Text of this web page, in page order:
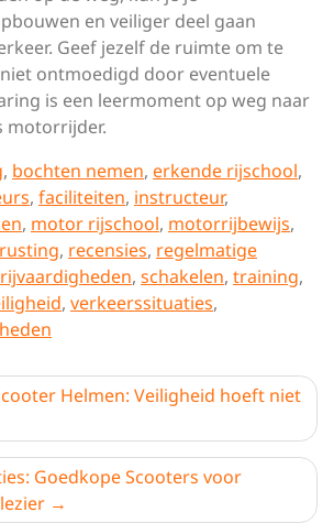
en veiliger deel gaan
Geef jezelf de ruimte om te
ontmoedigd door eventuele
is een leermoment op weg naar
motorrijder.
, bochten nemen, erkende rijschool,
, faciliteiten, instructeur,
, motor rijschool, motorrijbewijs,
, recensies, regelmatige
rijvaardigheden, schakelen, training,
, verkeerssituaties,
Helmen: Veiligheid hoeft niet
Goedkope Scooters voor